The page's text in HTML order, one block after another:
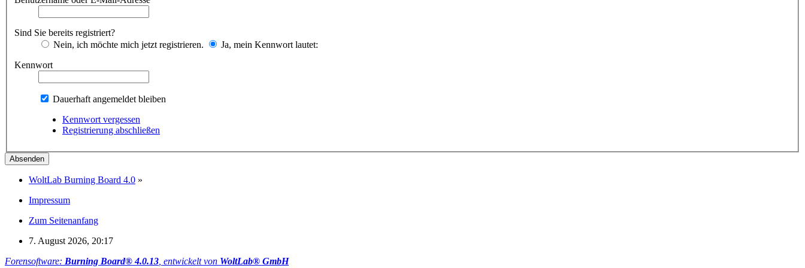
Sind Sie bereits registriert?
Nein, ich möchte mich jetzt registrieren.
Ja, mein Kennwort lautet:
Kennwort
Dauerhaft angemeldet bleiben
Kennwort vergessen
Registrierung abschließen
WoltLab Burning Board 4.0 »
Impressum
Zum Seitenanfang
7. August 2026, 20:17
Forensoftware: Burning Board® 4.0.13, entwickelt von WoltLab® GmbH